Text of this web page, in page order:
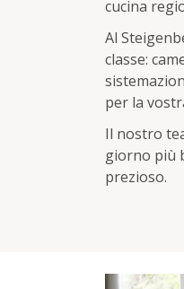
cucina
Al
classe:
per la
Il nostro
giorno più
prezioso.